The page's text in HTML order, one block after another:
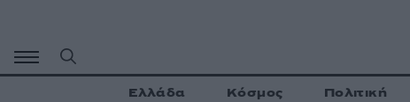
περιεχόμενο
Ελλάδα Κόσμος Πολιτική